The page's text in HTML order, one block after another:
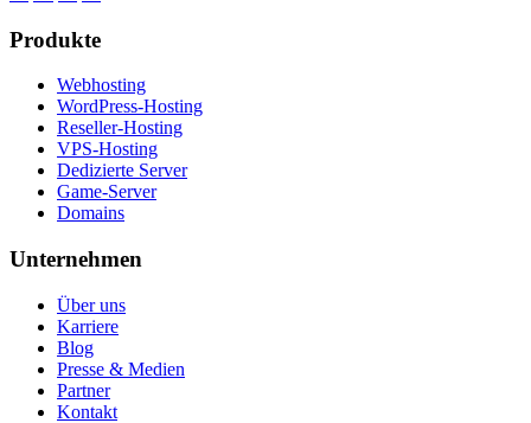
Produkte
Webhosting
WordPress-Hosting
Reseller-Hosting
VPS-Hosting
Dedizierte Server
Game-Server
Domains
Unternehmen
Über uns
Karriere
Blog
Presse & Medien
Partner
Kontakt